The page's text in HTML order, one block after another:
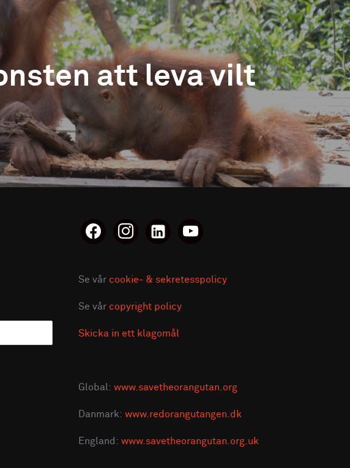
att leva vilt
facebookinstagramlinkedin-youtube
Se vår cookie- & sekretesspolicy
Se vår copyright policy
Skicka in ett klagomål
Global: www.savetheorangutan.org
Danmark: www.redorangutangen.dk
England: www.savetheorangutan.org.uk